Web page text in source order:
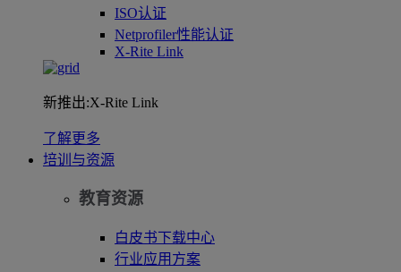
ISO认证
Netprofiler性能认证
X-Rite Link
新推出:X-Rite Link
了解更多
培训与资源
教育资源
白皮书下载中心
行业应用方案